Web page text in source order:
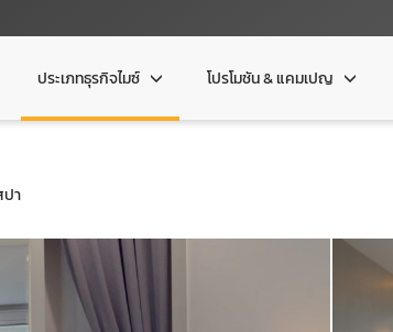
ประเภทธุรกิจไมซ์ โปรโมชัน & แคมเปญ
า